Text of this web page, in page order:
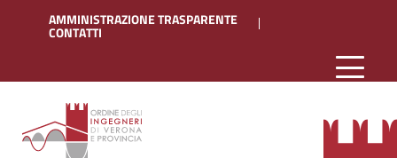
AMMINISTRAZIONE TRASPARENTE
CONTATTI